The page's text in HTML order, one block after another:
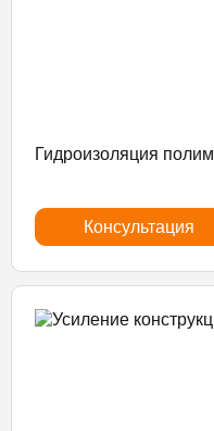
Гидроизоляция
Консультация